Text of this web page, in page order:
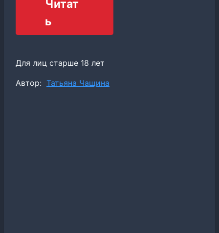
Читат
ь
Для лиц старше 18 лет
Метки
Автор: Татьяна Чащина